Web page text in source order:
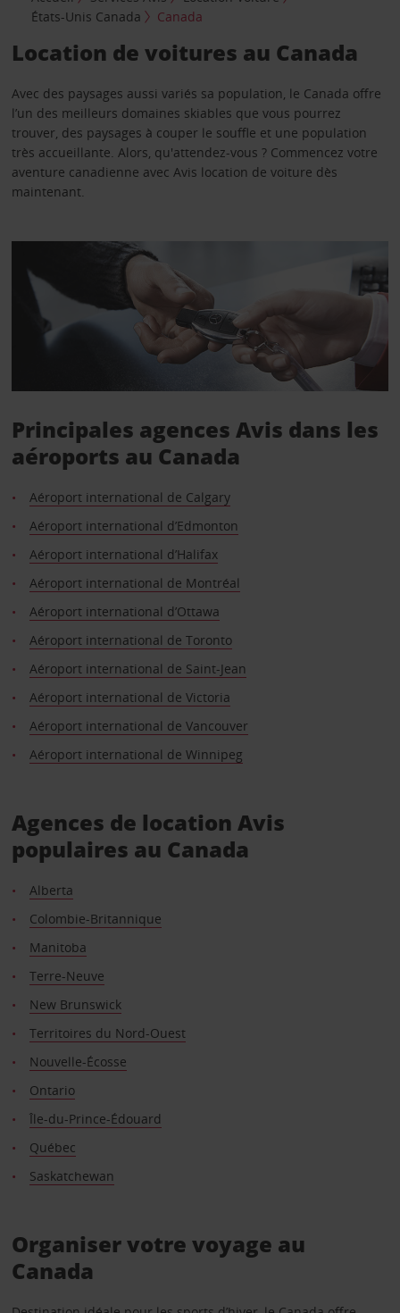
États-Unis Canada
Canada
Location de voitures au Canada
Avec des paysages aussi variés sa population, le Canada offre
l’un des meilleurs domaines skiables que vous pourrez
trouver, des paysages à couper le souffle et une population
très accueillante. Alors, qu'attendez-vous ? Commencez votre
aventure canadienne avec Avis location de voiture dès
maintenant.
Principales agences Avis dans les
aéroports au Canada
Aéroport international de Calgary
Aéroport international d’Edmonton
Aéroport international d’Halifax
Aéroport international de Montréal
Aéroport international d’Ottawa
Aéroport international de Toronto
Aéroport international de Saint-Jean
Aéroport international de Victoria
Aéroport international de Vancouver
Aéroport international de Winnipeg
Agences de location Avis
populaires au Canada
Alberta
Colombie-Britannique
Manitoba
Terre-Neuve
New Brunswick
Territoires du Nord-Ouest
Nouvelle-Écosse
Ontario
Île-du-Prince-Édouard
Québec
Saskatchewan
Organiser votre voyage au
Canada